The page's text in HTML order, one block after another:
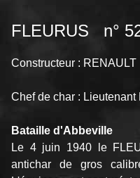
FLEURUS n°
Constructeur : RENAULT
Chef de char : Lieutenant
Bataille d'Abbeville
Le 4 juin 1940 le
antichar de gros